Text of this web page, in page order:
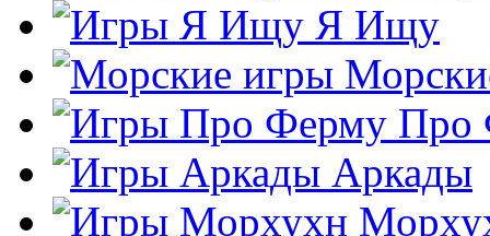
Я Ищу
Про
Аркады